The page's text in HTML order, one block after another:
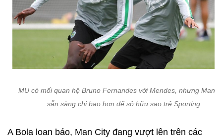
MU có mối quan hệ Bruno Fernandes với Mendes, nhưng Man
sẵn sàng chi bạo hơn để sở hữu sao trẻ Sporting
A Bola loan báo, Man City đang vượt lên trên các